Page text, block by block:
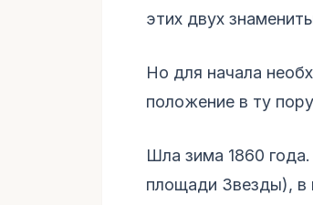
этих двух
Но для начала
положение в ту
Шла зима 1860
площади Звезды), в